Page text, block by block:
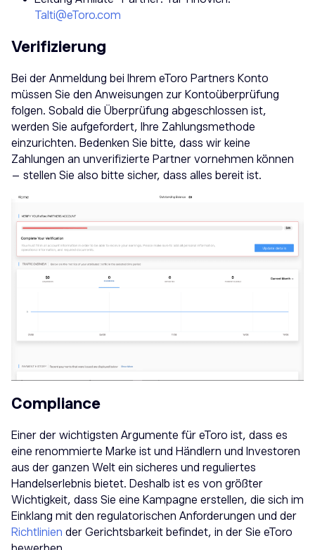
Talti@etoro.com
Verifizierung
Bei der Anmeldung bei Ihrem eToro Partners Konto
müssen Sie den Anweisungen zur Kontoüberprüfung
folgen. Sobald die Überprüfung abgeschlossen ist,
werden Sie aufgefordert, Ihre Zahlungsmethode
einzurichten. Bedenken Sie bitte, dass wir keine
Zahlungen an unverifizierte Partner vornehmen können
– stellen Sie also bitte sicher, dass alles bereit ist.
Compliance
Einer der wichtigsten Argumente für eToro ist, dass es
eine renommierte Marke ist und Händlern und Investoren
aus der ganzen Welt ein sicheres und reguliertes
Handelserlebnis bietet. Deshalb ist es von größter
Wichtigkeit, dass Sie eine Kampagne erstellen, die sich im
Einklang mit den regulatorischen Anforderungen und der
Richtlinien der Gerichtsbarkeit befindet, in der Sie eToro